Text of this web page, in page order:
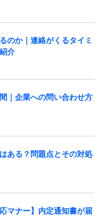
のか｜連絡がくるタイミ
介
｜企業への問い合わせ方
ある？問題点とその対処
マナー】内定通知書が届